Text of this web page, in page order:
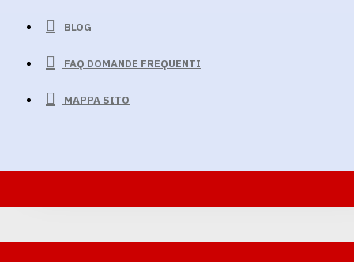
BLOG
FAQ DOMANDE FREQUENTI
MAPPA SITO